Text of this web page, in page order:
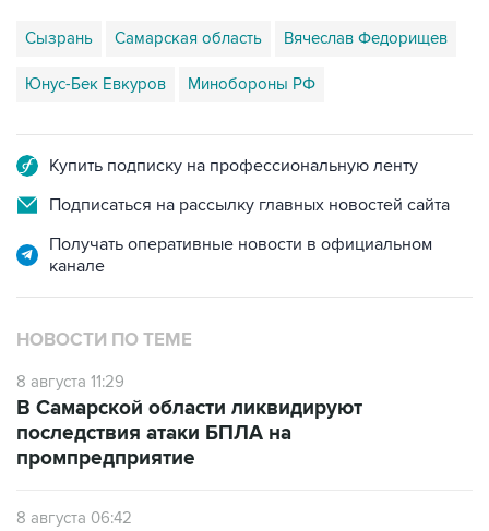
Сызрань Самарская область Вячеслав Федорищев
Юнус-Бек Евкуров Минобороны РФ
Купить подписку на профессиональную ленту
Подписаться на рассылку главных новостей сайта
Получать оперативные новости в официальном
канале
НОВОСТИ ПО ТЕМЕ
8 августа 11:29
В Самарской области ликвидируют
последствия атаки БПЛА на
промпредприятие
8 августа 06:42